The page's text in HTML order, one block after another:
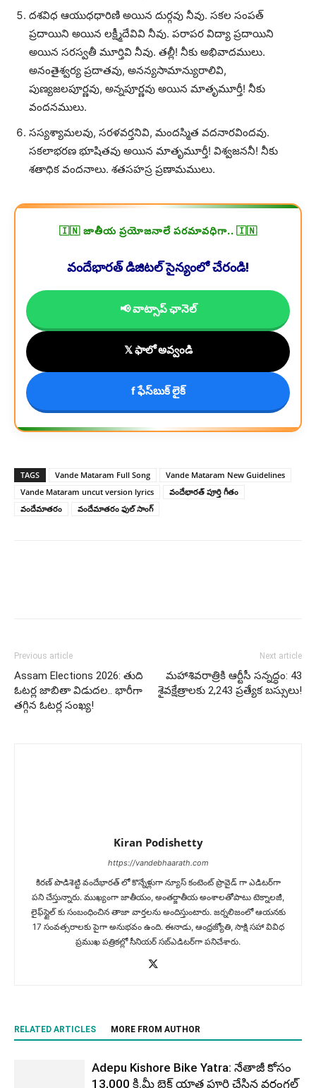
దశవిధ ఆయుధధారిణి అయిన దుర్గవు నీవు. సకల సంపత్
ప్రదాయిని అయిన లక్ష్మీదేవివి నీవు. పరాపర విద్యా ప్రదాయిని
అయిన సరస్వతీ మూర్తివి నీవు. తల్లీ! నీకు అభివాదములు.
అనంతైశ్వర్య ప్రదాతవు, అనన్యసామాన్యురాలివి,
పుణ్యజలపూర్ణవు, అన్నపూర్ణవు అయిన మాతృమూర్తీ! నీకు
వందనములు.
సస్యశ్యామలవు, సరళవర్తనివి, మందస్మిత వదనారవిందవు.
సకలాభరణ భూషితవు అయిన మాతృమూర్తీ! విశ్వజననీ! నీకు
శతాధిక వందనాలు. శతసహస్ర ప్రణామములు.
🇮🇳 జాతీయ ప్రయోజనాలే పరమావధిగా.. 🇮🇳
వందేభారత్ డిజిటల్ సైన్యంలో చేరండి!
📢 వాట్సాప్ ఛానెల్
𝕏 ఫాలో అవ్వండి
f ఫేస్‌బుక్ లైక్
TAGS Vande Mataram Full Song
Vande Mataram New Guidelines
Vande Mataram uncut version lyrics
వందేభారత్​ పూర్తి గీతం
వందేమాతరం
వందేమాతరం ఫుల్​ సాంగ్​
Previous article
Assam Elections 2026: తుది
ఓటర్ల జాబితా విడుదల.. భారీగా
తగ్గిన ఓటర్ల సంఖ్య!
Next article
మహాశివరాత్రికి ఆర్టీసీ సన్నద్ధం: 43
శైవక్షేత్రాలకు 2,243 ప్రత్యేక బస్సులు!
Kiran Podishetty
https://vandebhaarath.com
కిర‌ణ్ పొడిశెట్టి వందేభారత్ లో కొన్నేళ్లుగా న్యూస్ కంటెంట్ ప్రొవైడ్ గా ఎడిటర్‌గా
పని చేస్తున్నారు. ముఖ్యంగా జాతీయం, అంత‌ర్జాతీయ అంశాల‌తోపాటు టెక్నాల‌జీ,
లైఫ్‌స్టైల్‌ కు సంబంధించిన తాజా వార్తల‌ను అందిస్తుంటారు. జర్నలిజంలో ఆయ‌న‌కు
17 సంవత్సరాలకు పైగా అనుభవం ఉంది. ఈనాడు, ఆంధ్ర‌జ్యోతి, సాక్షి స‌హా వివిధ
ప్ర‌ముఖ‌ ప‌త్రిక‌ల్లో సీనియ‌ర్‌ స‌బ్ఎడిట‌ర్‌గా ప‌నిచేశారు.
RELATED ARTICLES MORE FROM AUTHOR
Adepu Kishore Bike Yatra: నేతాజీ కోసం
13,000 కి.మీ బైక్ యాత్ర పూర్తి చేసిన వరంగల్